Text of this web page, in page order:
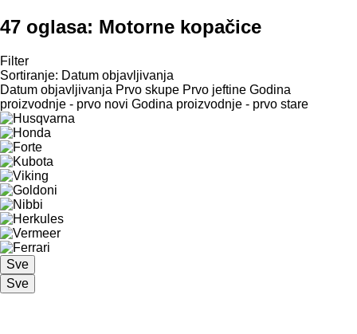
47 oglasa: Motorne kopačice
Filter
Sortiranje: Datum objavljivanja
Datum objavljivanja Prvo skupe Prvo jeftine Godina
proizvodnje - prvo novi Godina proizvodnje - prvo stare
Sve
Sve